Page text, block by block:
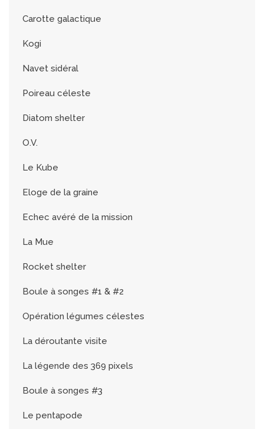
Carotte galactique
Kogi
Navet sidéral
Poireau céleste
Diatom shelter
O.V.
Le Kube
Eloge de la graine
Echec avéré de la mission
La Mue
Rocket shelter
Boule à songes #1 & #2
Opération légumes célestes
La déroutante visite
La légende des 369 pixels
Boule à songes #3
Le pentapode